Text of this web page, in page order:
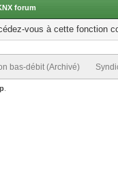
forum
vous à cette fonction
bas-débit (Archivé)
.